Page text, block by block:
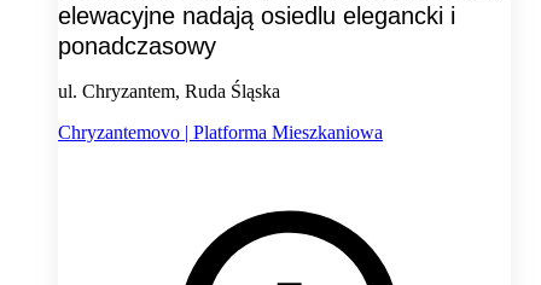
elewacyjne nadają osiedlu elegancki i
ponadczasowy
ul. Chryzantem, Ruda Śląska
Chryzantemovo | Platforma Mieszkaniowa